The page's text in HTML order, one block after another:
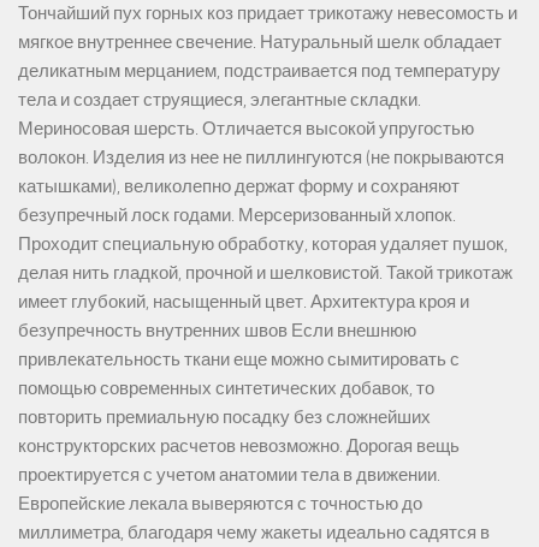
Тончайший пух горных коз придает трикотажу невесомость и
мягкое внутреннее свечение. Натуральный шелк обладает
деликатным мерцанием, подстраивается под температуру
тела и создает струящиеся, элегантные складки.
Мериносовая шерсть. Отличается высокой упругостью
волокон. Изделия из нее не пиллингуются (не покрываются
катышками), великолепно держат форму и сохраняют
безупречный лоск годами. Мерсеризованный хлопок.
Проходит специальную обработку, которая удаляет пушок,
делая нить гладкой, прочной и шелковистой. Такой трикотаж
имеет глубокий, насыщенный цвет. Архитектура кроя и
безупречность внутренних швов Если внешнюю
привлекательность ткани еще можно сымитировать с
помощью современных синтетических добавок, то
повторить премиальную посадку без сложнейших
конструкторских расчетов невозможно. Дорогая вещь
проектируется с учетом анатомии тела в движении.
Европейские лекала выверяются с точностью до
миллиметра, благодаря чему жакеты идеально садятся в